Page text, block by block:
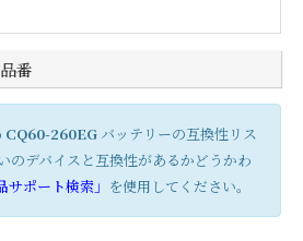
番
260EG バッテリーの互換性リス
のデバイスと互換性があるかどうかわ
サポート検索」 を使用してください。